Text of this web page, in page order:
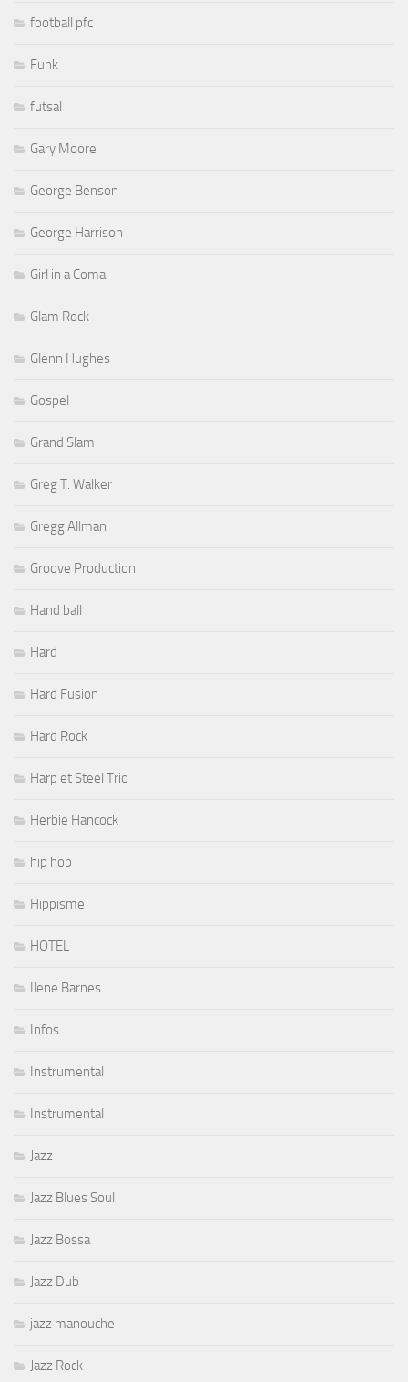
football pfc
Funk
futsal
Gary Moore
George Benson
George Harrison
Girl in a Coma
Glam Rock
Glenn Hughes
Gospel
Grand Slam
Greg T. Walker
Gregg Allman
Groove Production
Hand ball
Hard
Hard Fusion
Hard Rock
Harp et Steel Trio
Herbie Hancock
hip hop
Hippisme
HOTEL
Ilene Barnes
Infos
Instrumental
Instrumental
Jazz
Jazz Blues Soul
Jazz Bossa
Jazz Dub
jazz manouche
Jazz Rock